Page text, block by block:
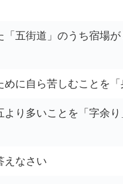
五街道」のうち宿場
めに自ら苦しむことを
り多いことを「字余
えなさい